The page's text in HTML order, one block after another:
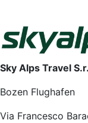
Sky Alps Travel
Bozen Flughafen
Via Francesco